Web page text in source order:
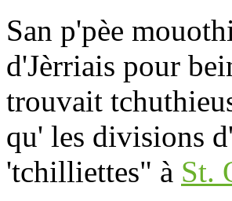
San p'pèe
d'Jèrriais pour
trouvait
qu' les divisions
'tchilliettes" à St.